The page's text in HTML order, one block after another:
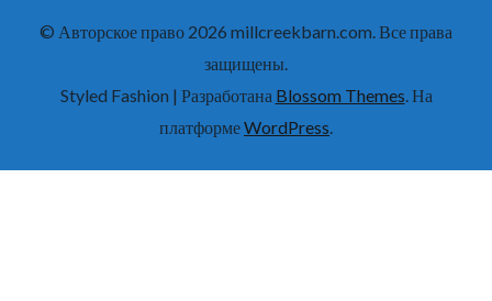
© Авторское право 2026 millcreekbarn.com. Все права
защищены.
Styled Fashion | Разработана Blossom Themes. На
платформеWordPress.